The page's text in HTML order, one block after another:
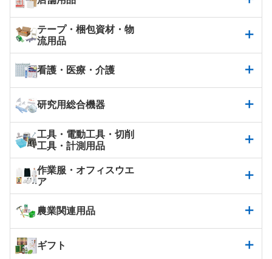
テープ・梱包資材・物
流用品
看護・医療・介護
研究用総合機器
工具・電動工具・切削
工具・計測用品
作業服・オフィスウエ
ア
農業関連用品
ギフト